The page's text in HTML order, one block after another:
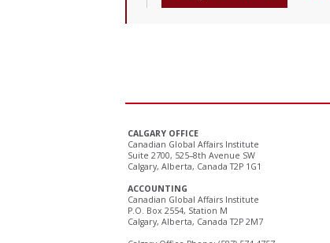
CALGARY OFFICE
Canadian Global Affairs Institute
Suite 2700, 525–8th Avenue SW
Calgary, Alberta, Canada T2P 1G1
ACCOUNTING
Canadian Global Affairs Institute
P.O. Box 2554, Station M
Calgary, Alberta, Canada T2P 2M7